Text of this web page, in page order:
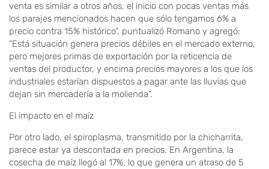
venta es similar a otros años, el inicio con pocas ventas más
los parajes mencionados hacen que sólo tengamos 6% a
precio contra 15% histórico”, puntualizó Romano y agregó:
“Está situación genera precios débiles en el mercado externo,
pero mejores primas de exportación por la reticencia de
ventas del productor, y encima precios mayores a los que los
industriales estarían dispuestos a pagar ante las lluvias que
dejan sin mercadería a la molienda”.
El impacto en el maíz
Por otro lado, el spiroplasma, transmitido por la chicharrita,
parece estar ya descontada en precios. En Argentina, la
cosecha de maíz llegó al 17%, lo que genera un atraso de 5